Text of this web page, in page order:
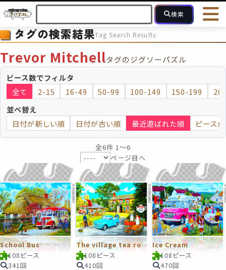
検索
HOME 会員登録
お問合せ
最近投稿され
ピース数 2～15 16～49 50～99 100
モザイク モザイクのみ
タグの検索結果Tag Search Results
Trevor Mitchellタグのジグソーパズル
ピース数でフィルタ
全て
2-15 16-49 50-99 100-149 150-199
並べ替え
日付が新しい順
日付が古い順 最近遊ばれた順 ピース
全6件 1〜6
ページ目へ
School Bus
108ピース
341回
The village tea rooms
108ピース
410回
Ice Cream
108ピース
470回